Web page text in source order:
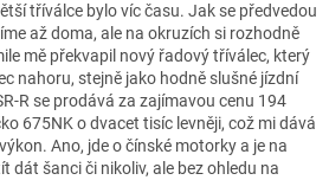
tříválce bylo víc času. Jak se předvedou
až doma, ale na okruzích si rozhodně
mě překvapil nový řadový tříválec, který
nahoru, stejně jako hodně slušné jízdní
R se prodává za zajímavou cenu 194
675NK o dvacet tisíc levněji, což mi dává
Ano, jde o čínské motorky a je na
dát šanci či nikoliv, ale bez ohledu na